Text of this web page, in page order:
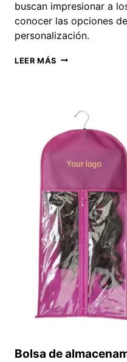
buscan impresionar a
conocer las opciones
personalización.
LEER MÁS BOLSA
CON
LOGOTIPO
PERSONALIZADO
IMPRESO:
EMBALAJE
DE
SEDA
AL
POR
MAYOR
Bolsa de